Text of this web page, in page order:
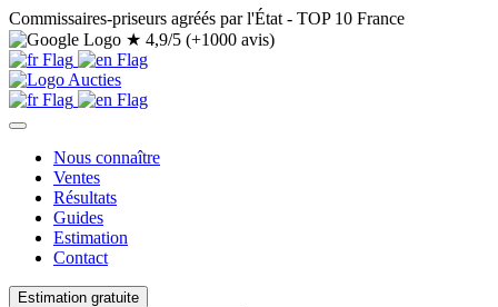
Commissaires-priseurs agréés par l'État - TOP 10 France
★ 4,9/5 (+1000 avis)
Nous connaître
Ventes
Résultats
Guides
Estimation
Contact
Estimation gratuite